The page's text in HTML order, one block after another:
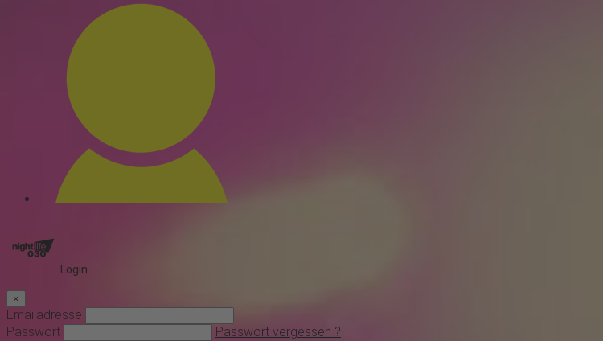
Login
×
Emailadresse
Passwort
Passwort vergessen ?